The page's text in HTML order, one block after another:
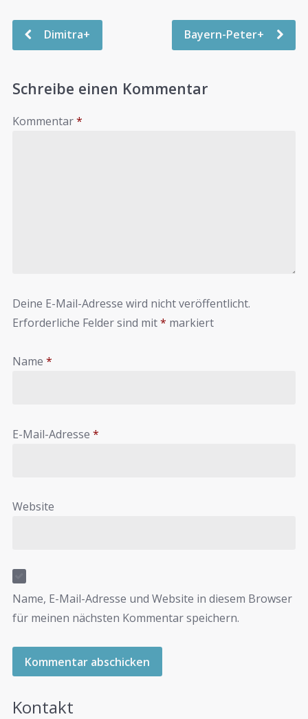
Dimitra+ Bayern-Peter+
Schreibe einen Kommentar
Kommentar*
Deine E-Mail-Adresse wird nicht veröffentlicht.
Erforderliche Felder sind mit* markiert
Name *
E-Mail-Adresse *
Website
Name, E-Mail-Adresse und Website in diesem Browser
für meinen nächsten Kommentar speichern.
Kontakt